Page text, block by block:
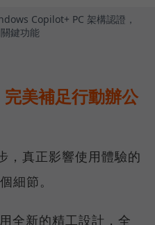
Copilot+ PC 架構認證，
鍵功能
美補足行動辦公
，真正影響使用體驗的
細節。
全新的精工設計，全